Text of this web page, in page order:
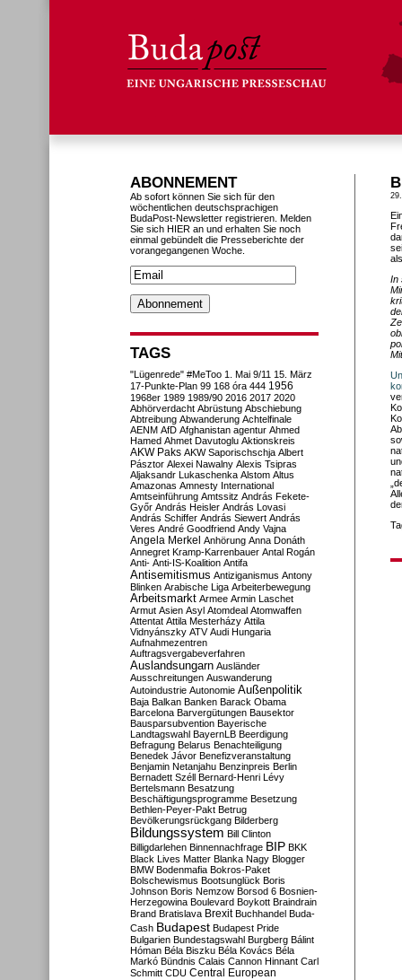
In
ABONNEMENT
Ab sofort können Sie sich für den
wöchentlichen deutschsprachigen
BudaPost-Newsletter registrieren. Melden
Sie sich HIER an und erhalten Sie noch
einmal gebündelt die Presseberichte der
vorangegangenen Woche.
TAGS
"Lügenrede" #MeToo 1. Mai 9/11 15. März
17-Punkte-Plan 99 168 óra 444 1956
1968er 1989 1989/90 2016 2017 2020
Abhörverdacht Abrüstung Abschiebung
Abtreibung Abwanderung Achtelfinale
AENM AfD Afghanistan agentur Ahmed
Hamed Ahmet Davutoglu Aktionskreis
AKW Paks AKW Saporischschja Albert
Pásztor Alexei Nawalny Alexis Tsipras
Aljaksandr Lukaschenka Alstom Altus
Amazonas Amnesty International
Amtseinführung Amtssitz András Fekete-
Győr András Heisler András Lovasi
András Schiffer András Siewert András
Veres André Goodfriend Andy Vajna
Angela Merkel Anhörung Anna Donáth
Annegret Kramp-Karrenbauer Antal Rogán
Anti- Anti-IS-Koalition Antifa
Antisemitismus Antiziganismus Antony
Blinken Arabische Liga Arbeiterbewegung
Arbeitsmarkt Armee Armin Laschet
Armut Asien Asyl Atomdeal Atomwaffen
Attentat Attila Mesterházy Attila
Vidnyánszky ATV Audi Hungaria
Aufnahmezentren
Auftragsvergabeverfahren
Auslandsungarn Ausländer
Ausschreitungen Auswanderung
Autoindustrie Autonomie Außenpolitik
Baja Balkan Banken Barack Obama
Barcelona Barvergütungen Bausektor
Bausparsubvention Bayerische
Landtagswahl BayernLB Beerdigung
Befragung Belarus Benachteiligung
Benedek Jávor Benefizveranstaltung
Benjamin Netanjahu Benzinpreis Berlin
Bernadett Széll Bernard-Henri Lévy
Bertelsmann Besatzung
Beschäftigungsprogramme Besetzung
Bethlen-Peyer-Pakt Betrug
Bevölkerungsrückgang Bilderberg
Bildungssystem Bill Clinton
Billigdarlehen Binnennachfrage BIP BKK
Black Lives Matter Blanka Nagy Blogger
BMW Bodenmafia Bokros-Paket
Bolschewismus Bootsunglück Boris
Johnson Boris Nemzow Borsod 6 Bosnien-
Herzegowina Boulevard Boykott Braindrain
Brand Bratislava Brexit Buchhandel Buda-
Cash Budapest Budapest Pride
Bulgarien Bundestagswahl Burgberg Bálint
Hóman Béla Biszku Béla Kovács Béla
Markó Bündnis Calais Cannon Hinnant Carl
Schmitt CDU Central European